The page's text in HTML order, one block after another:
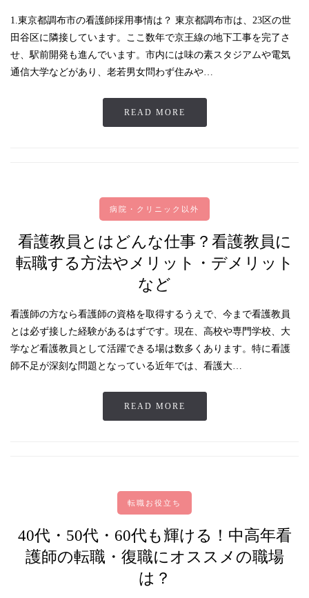
1.東京都調布市の看護師採用事情は？ 東京都調布市は、23区の世
田谷区に隣接しています。ここ数年で京王線の地下工事を完了さ
せ、駅前開発も進んでいます。市内には味の素スタジアムや電気
通信大学などがあり、老若男女問わず住みや…
READ MORE
病院・クリニック以外
看護教員とはどんな仕事？看護教員に
転職する方法やメリット・デメリット
など
看護師の方なら看護師の資格を取得するうえで、今まで看護教員
とは必ず接した経験があるはずです。現在、高校や専門学校、大
学など看護教員として活躍できる場は数多くあります。特に看護
師不足が深刻な問題となっている近年では、看護大…
READ MORE
転職お役立ち
40代・50代・60代も輝ける！中高年看
護師の転職・復職にオススメの職場
は？